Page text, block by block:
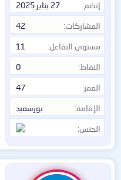
إنضم
27 يناير 2025
المشاركات 42
مستوى التفاعل 11
النقاط 0
العمر 47
الإقامة بورسعيد
الجنس